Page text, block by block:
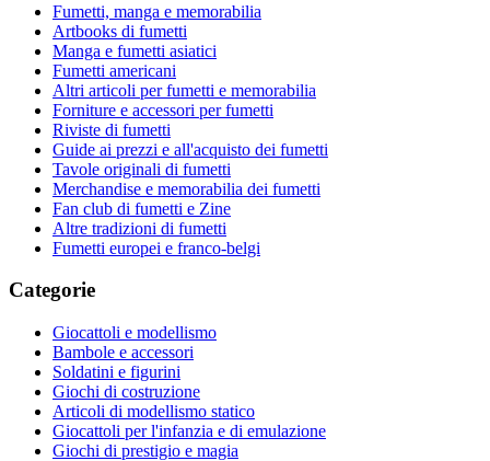
Fumetti, manga e memorabilia
Artbooks di fumetti
Manga e fumetti asiatici
Fumetti americani
Altri articoli per fumetti e memorabilia
Forniture e accessori per fumetti
Riviste di fumetti
Guide ai prezzi e all'acquisto dei fumetti
Tavole originali di fumetti
Merchandise e memorabilia dei fumetti
Fan club di fumetti e Zine
Altre tradizioni di fumetti
Fumetti europei e franco-belgi
Categorie
Giocattoli e modellismo
Bambole e accessori
Soldatini e figurini
Giochi di costruzione
Articoli di modellismo statico
Giocattoli per l'infanzia e di emulazione
Giochi di prestigio e magia